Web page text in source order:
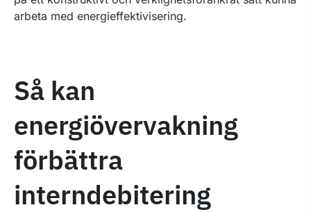
arbeta med energieffektivisering.
Så kan
energiövervakning
förbättra
interndebitering